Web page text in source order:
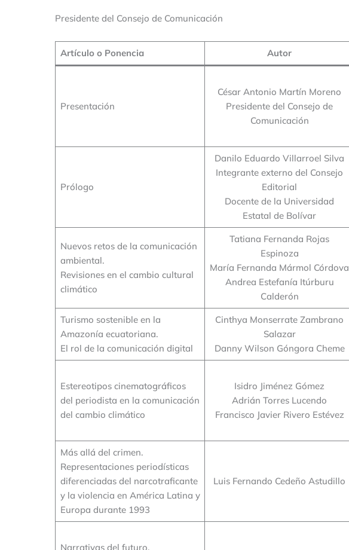
Presidente del Consejo de Comunicación
Artículo o Ponencia Autor
Presentación
César Antonio Martín Moreno
Presidente del Consejo de
Comunicación
Prólogo
Danilo Eduardo Villarroel Silva
Integrante externo del Consejo
Editorial
Docente de la Universidad
Estatal de Bolívar
Nuevos retos de la comunicación
ambiental.
Revisiones en el cambio cultural
climático
Tatiana Fernanda Rojas
Espinoza
María Fernanda Mármol Córdova
Andrea Estefanía Itúrburu
Calderón
Turismo sostenible en la
Amazonía ecuatoriana.
El rol de la comunicación digital
Cinthya Monserrate Zambrano
Salazar
Danny Wilson Góngora Cheme
Estereotipos cinematográficos
del periodista en la comunicación
del cambio climático
Isidro Jiménez Gómez
Adrián Torres Lucendo
Francisco Javier Rivero Estévez
Más allá del crimen.
Representaciones periodísticas
diferenciadas del narcotraficante
y la violencia en América Latina y
Europa durante 1993
Luis Fernando Cedeño Astudillo
Narrativas del futuro.